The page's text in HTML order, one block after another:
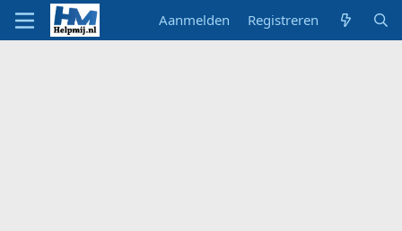
Aanmelden Registreren